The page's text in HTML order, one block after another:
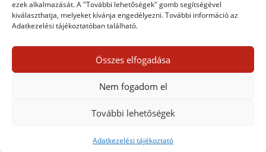
ezek alkalmazását. A "További lehetőségek" gomb segítségével
kiválaszthatja, melyeket kívánja engedélyezni. További információ az
Adatkezelési tájékoztatóban található.
Összes elfogadása
Nem fogadom el
További lehetőségek
Adatkezelési tájékoztató
0 hozzászólás
Egy hozzászólás elküldése
Hozzászólás küldéséhezbe kell jelentkezni